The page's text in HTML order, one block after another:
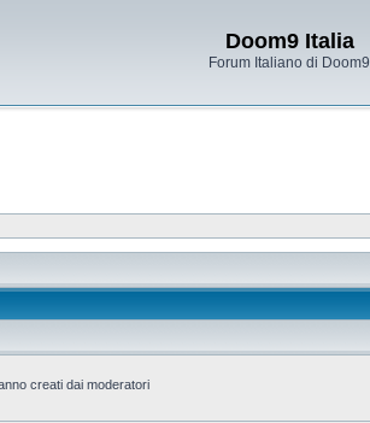
Doom9 Italia
Forum Italiano di Doom9
creati dai moderatori